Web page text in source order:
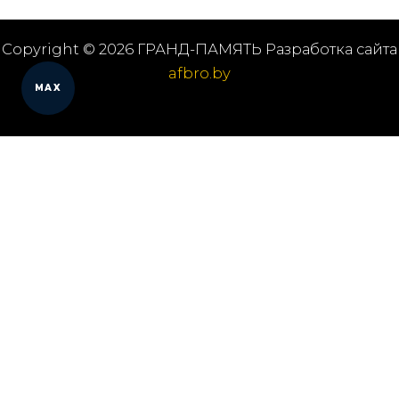
Copyright © 2026 ГРАНД-ПАМЯТЬ Разработка сайта
afbro.by
MAX